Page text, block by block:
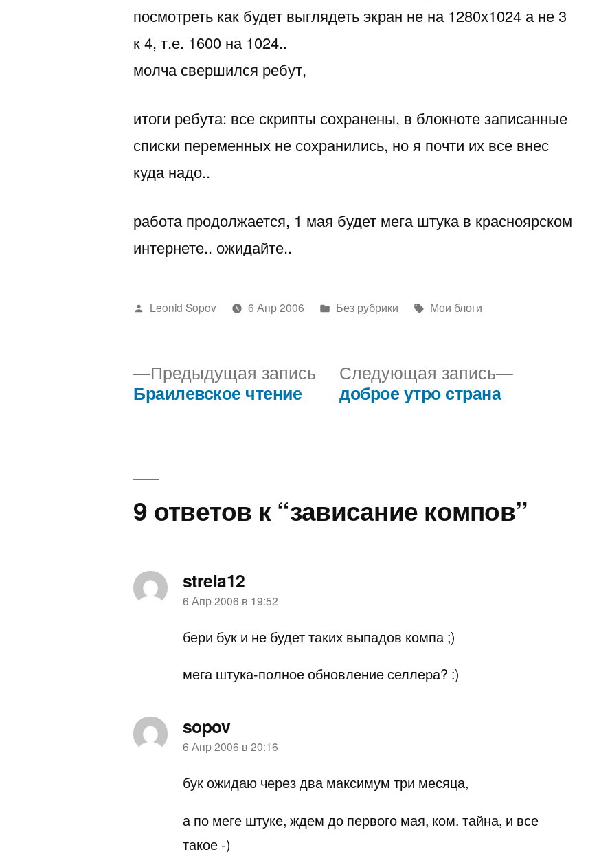
посмотреть как будет выглядеть экран не на 1280х1024 а не 3
к 4, т.е. 1600 на 1024..
молча свершился ребут,
итоги ребута: все скрипты сохранены, в блокноте записанные
списки переменных не сохранились, но я почти их все внес
куда надо..
работа продолжается, 1 мая будет мега штука в красноярском
интернете.. ожидайте..
Написано
Leonid Sopov 6 Апр 2006
Написано
Без рубрики Метки:
Мои блоги
Навигация
записям
Предыдущая запись Предыдущая
запись:
Браилевское чтение
Следующая запись
Следующая
доброе утро страна
9 ответов к “зависание компов”
strela12
пишет:
6 Апр 2006 в 19:52
бери бук и не будет таких выпадов компа ;)
мега штука-полное обновление селлера? :)
sopov
пишет:
6 Апр 2006 в 20:16
бук ожидаю через два максимум три месяца,
а по меге штуке, ждем до первого мая, ком. тайна, и все
такое -)